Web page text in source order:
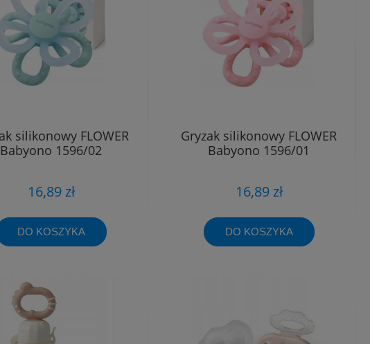
silikonowy FLOWER
Babyono 1596/02
16,89 zł
DO KOSZYKA
Gryzak silikonowy FLOWER
Babyono 1596/01
16,89 zł
DO KOSZYKA